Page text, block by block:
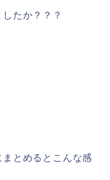
たか？？？
とめるとこんな感